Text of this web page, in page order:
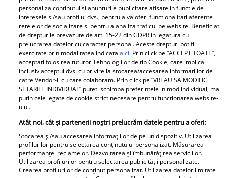
Giulia Anghelescu și Vlad Huidu la Power Couple
România, sezonul 2
Parteneri
Wooow, ce schimbare!!
Cum arată Sorin
Gonțea la 2 ani de când
Cum a descoperit Alina
Pușcău că are cancer.
Primele semne care au
personaliza continutul si anunturile publicitare afisate in functie de
interesele si/sau profilul dvs., pentru a va oferi functionalitati aferente
retelelor de socializare si pentru a analiza traficul pe website. Beneficiati
de drepturile prevazute de art. 15-22 din GDPR in legatura cu
prelucrarea datelor cu caracter personal. Aceste drepturi pot fi
exercitate prin modalitatea indicataaici. Prin click pe “ACCEPT TOATE”,
acceptati folosirea tuturor Tehnologiilor de tip Cookie, care implica
inclusiv acceptul dvs. cu privire la stocarea/accesarea informatiilor de
catre Vendor-ii cu care colaboram. Prin click pe “VREAU SA MODIFIC
SETARILE INDIVIDUAL” puteti schimba preferintele in mod individual, mai
putin cele legate de cookie strict necesare pentru functionarea website-
ului.
Atât noi, cât și partenerii noștri prelucrăm datele pentru a oferi:
Stocarea și/sau accesarea informațiilor de pe un dispozitiv. Utilizarea
profilurilor pentru selectarea conținutului personalizat. Măsurarea
performanței reclamelor. Dezvoltarea și îmbunătățirea serviciilor.
Utilizarea profilurilor pentru selectarea publicității personalizate.
Crearea profilurilor de conținut personalizat. Utilizarea datelor limitate